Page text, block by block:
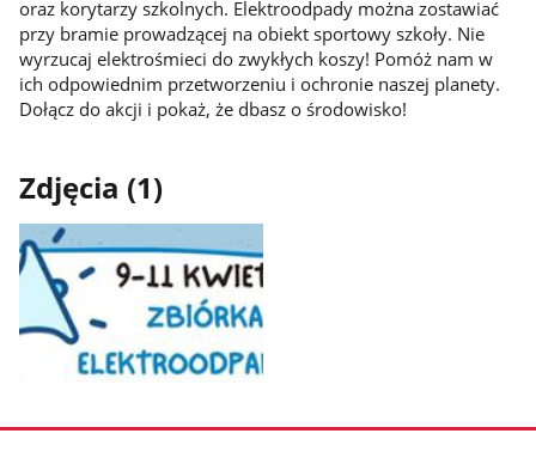
oraz korytarzy szkolnych. Elektroodpady można zostawiać
przy bramie prowadzącej na obiekt sportowy szkoły. Nie
wyrzucaj elektrośmieci do zwykłych koszy! Pomóż nam w
ich odpowiednim przetworzeniu i ochronie naszej planety.
Dołącz do akcji i pokaż, że dbasz o środowisko!
Zdjęcia (1)